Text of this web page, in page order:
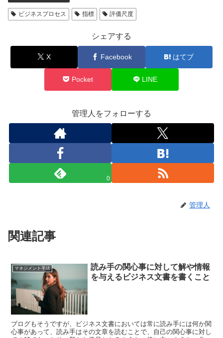
ビジネスプロセス 指標 評価尺度
シェアする
X Facebook はてブ
Pocket LINE
管理人をフォローする
0
管理人
関連記事
マネジメント手法
読み手の関心事に対して解や情報
を与えるビジネス文書を書くこと
ブログもそうですが、ビジネス文書においては常に読み手には何か関
心事があって、読み手はその文章を読むことで、自己の関心事に対し